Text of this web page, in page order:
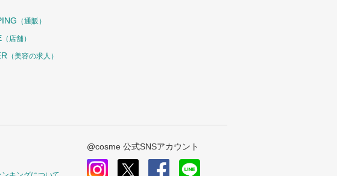
（通販）
（店舗）
（美容の求人）
@cosme 公式SNSアカウント